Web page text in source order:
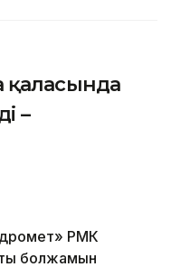
қаласында
–
РМК
болжамын